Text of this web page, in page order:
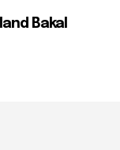
Bakal